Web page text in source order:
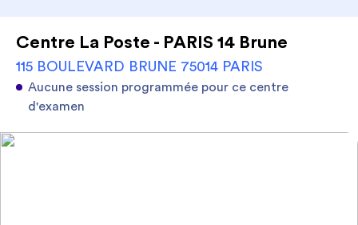
Centre La Poste - PARIS 14 Brune
115 BOULEVARD BRUNE 75014 PARIS
Aucune session programmée pour ce centre
d'examen